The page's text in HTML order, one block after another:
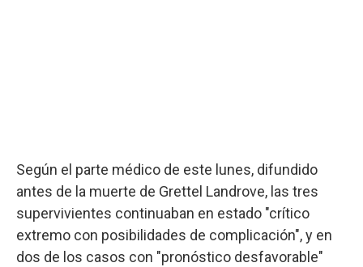
Según el parte médico de este lunes, difundido
antes de la muerte de Grettel Landrove, las tres
supervivientes continuaban en estado "crítico
extremo con posibilidades de complicación", y en
dos de los casos con "pronóstico desfavorable"